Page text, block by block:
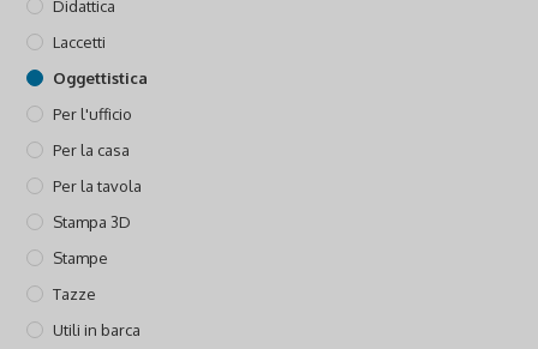
Didattica
Laccetti
Oggettistica
Per l'ufficio
Per la casa
Per la tavola
Stampa 3D
Stampe
Tazze
Utili in barca